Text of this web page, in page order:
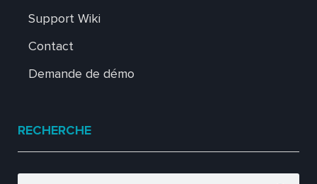
Support Wiki
Contact
Demande de démo
RECHERCHE